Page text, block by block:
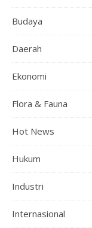
Budaya
Daerah
Ekonomi
Flora & Fauna
Hot News
Hukum
Industri
Internasional